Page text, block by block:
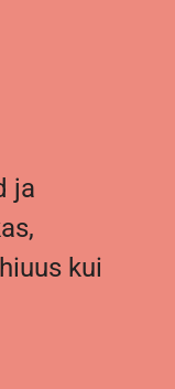
ja
kui